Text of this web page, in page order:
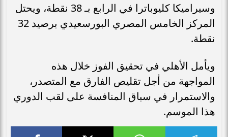
وسيراميكا كليوباترا في الرابع بـ 38 نقطة، ويحتل
المركز الخامس المصري البورسعيدي برصيد 32
نقطة.
ويأمل الأهلي في تحقيق الفوز خلال هذه
المواجهة من أجل تقليص الفارق مع المتصدر،
والاستمرار في سباق المنافسة على لقب الدوري
هذا الموسم.